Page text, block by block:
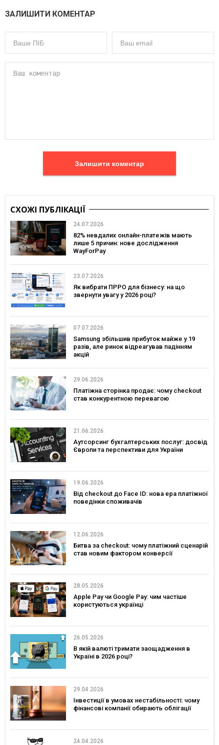
ЗАЛИШИТИ КОМЕНТАР
Залишити коментар
СХОЖІ ПУБЛІКАЦІЇ
24.07.2026
82% невдалих онлайн-платежів мають
лише 5 причин: нове дослідження
WayForPay
23.07.2026
Як вибрати ПРРО для бізнесу: на що
звернути увагу у 2026 році?
07.07.2026
Samsung збільшив прибуток майже у 19
разів, але ринок відреагував падінням
акцій
29.06.2026
Платіжна сторінка продає: чому checkout
став конкурентною перевагою
21.06.2026
Аутсорсинг бухгалтерських послуг: досвід
Європи та перспективи для України
19.06.2026
Від checkout до Face ID: нова ера платіжної
поведінки споживачів
12.06.2026
Битва за checkout: чому платіжний сценарій
став новим фактором конверсії
28.05.2026
Apple Pay чи Google Pay: чим частіше
користуються українці
26.05.2026
В якій валюті тримати заощадження в
Україні в 2026 році?
29.04.2026
Інвестиції в умовах нестабільності: чому
фінансові компанії обирають облігації
24.04.2026